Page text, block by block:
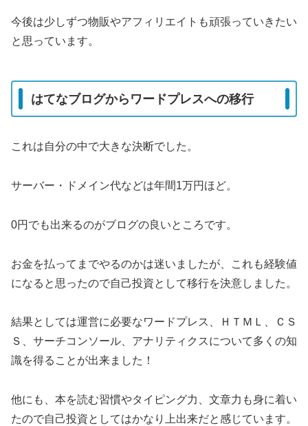
今後は少しずつ物販やアフィリエイトも頑張っていきたい
と思っています。
はてなブログからワードプレスへの移行
これは自分の中で大きな決断でした。
サーバー・ドメイン代などは年間1万円ほど。
0円でも出来るのがブログの良いところです。
お金を払ってまでやるのかは迷いましたが、これも経験値
になると思ったので自己投資として移行を決意しました。
結果としては運営に必要なワードプレス、ＨＴＭＬ、ＣＳ
Ｓ、サーチコンソール、アナリティクスについて多くの知
識を得ることが出来ました！
他にも、本を読む習慣やタイピング力、文章力も身に着い
たので自己投資としてはかなり上出来だと感じています。